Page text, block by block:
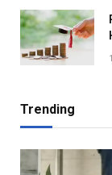
Trending